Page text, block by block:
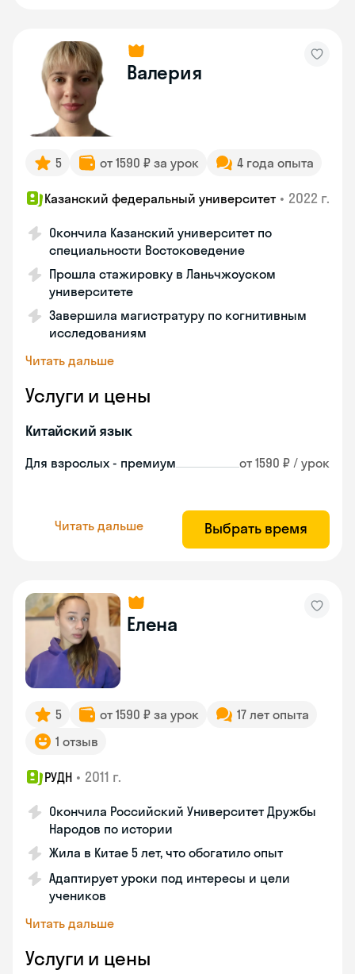
Валерия
5 от 1590 ₽ за урок 4 года опыта
Казанский федеральный университет • 2022 г.
Окончила Казанский университет по
специальности Востоковедение
Прошла стажировку в Ланьчжоуском
университете
Завершила магистратуру по когнитивным
исследованиям
Читать дальше
Услуги и цены
Китайский язык
Для взрослых - премиум от 1590 ₽ / урок
Читать дальше Выбрать время
Елена
5 от 1590 ₽ за урок
17 лет опыта
1 отзыв
РУДН • 2011 г.
Окончила Российский Университет Дружбы
Народов по истории
Жила в Китае 5 лет, что обогатило опыт
Адаптирует уроки под интересы и цели
учеников
Читать дальше
Услуги и цены